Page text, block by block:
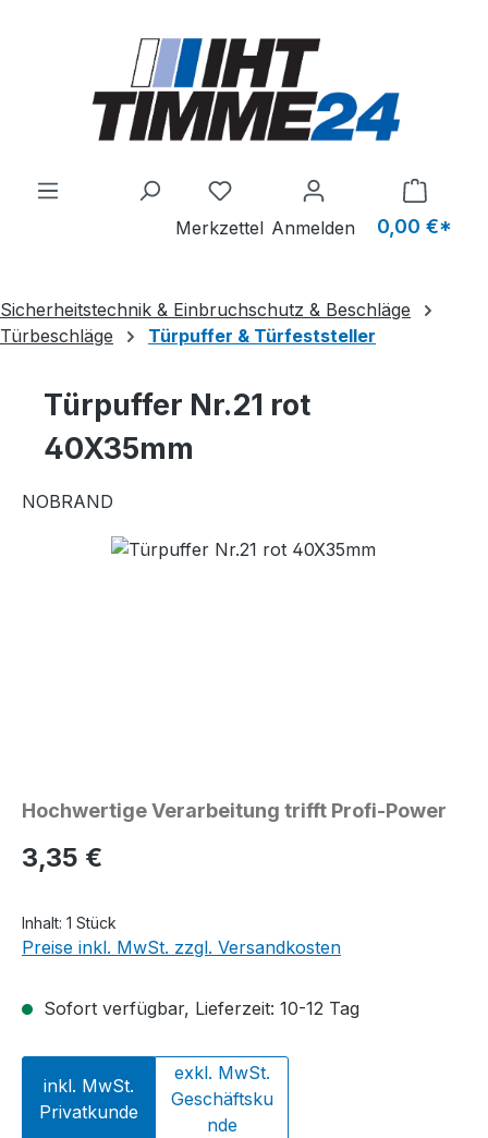
Du hast 0 Produkte auf dem
Merkzettel Anmelden 0,00 €*
Sicherheitstechnik & Einbruchschutz & Beschläge
Türbeschläge
Türpuffer & Türfeststeller
Türpuffer Nr.21 rot
40X35mm
NOBRAND
Bildergalerie überspringen
Hochwertige Verarbeitung trifft Profi-Power
Regulärer Preis:
3,35 €
Inhalt: 1 Stück
Preise inkl. MwSt. zzgl. Versandkosten
Sofort verfügbar, Lieferzeit: 10-12 Tag
inkl. MwSt.
Privatkunde
exkl. MwSt.
Geschäftsku
nde